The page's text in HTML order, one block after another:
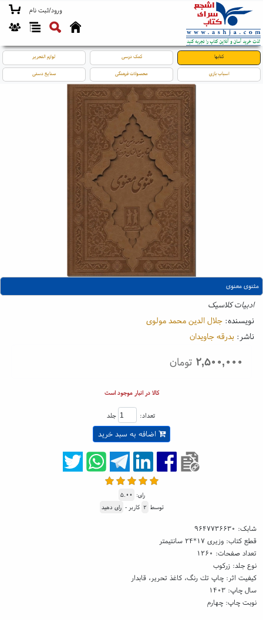
ورود/ثبت نام
کتابها کمک درسی لوازم التحریر
اسباب بازی محصولات فرهنگی صنایع دستی
مثنوی معنوی
ادبیات کلاسیک
نویسنده: جلال الدین محمد مولوی
ناشر: بدرقه جاویدان
۲,۵۰۰,۰۰۰ تومان
کالا در انبار موجود است
تعداد: جلد
اضافه به سبد خرید
رای: ۵.۰۰
توسط ۲ کاربر - رای دهید
شابک: ۹۶۴۷۷۳۶۶۳۰
قطع کتاب: وزیری ۱۷*۲۴ سانتیمتر
تعداد صفحات: ۱۲۶۰
نوع جلد: زرکوب
کیفیت اثر: چاپ تك رنگ، کاغذ تحریر، قابدار
سال چاپ: ۱۴۰۳
نوبت چاپ: چهارم